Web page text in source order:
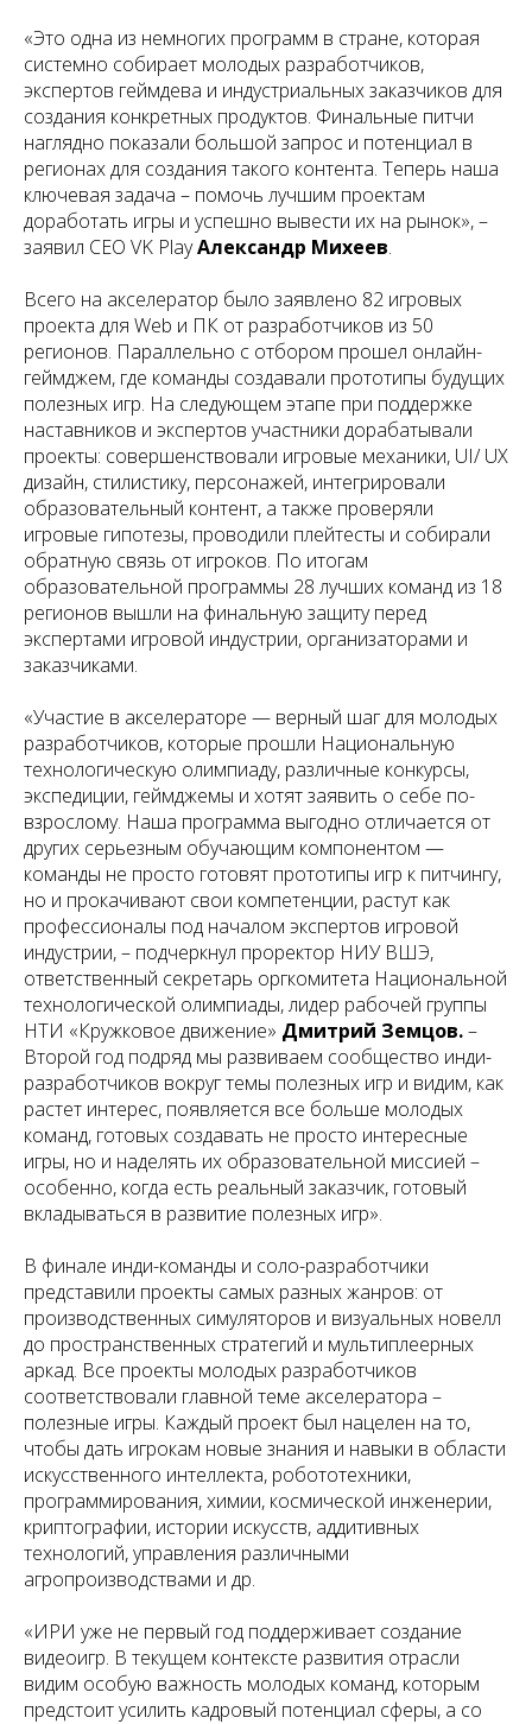
«Это одна из немногих программ в стране, которая
системно собирает молодых разработчиков,
экспертов геймдева и индустриальных заказчиков для
создания конкретных продуктов. Финальные питчи
наглядно показали большой запрос и потенциал в
регионах для создания такого контента. Теперь наша
ключевая задача – помочь лучшим проектам
доработать игры и успешно вывести их на рынок»,–
заявил CEO VK PlayАлександр Михеев.
Всего на акселератор было заявлено 82 игровых
проекта для Web и ПК от разработчиков из 50
регионов. Параллельно с отбором прошел онлайн-
геймджем, где команды создавали прототипы будущих
полезных игр. На следующем этапе при поддержке
наставников и экспертов участники дорабатывали
проекты: совершенствовали игровые механики, UI/ UX
дизайн, стилистику, персонажей, интегрировали
образовательный контент, а также проверяли
игровые гипотезы, проводили плейтесты и собирали
обратную связь от игроков. По итогам
образовательной программы 28 лучших команд из 18
регионов вышли на финальную защиту перед
экспертами игровой индустрии, организаторами и
заказчиками.
«Участие в акселераторе — верный шаг для молодых
разработчиков, которые прошли Национальную
технологическую олимпиаду, различные конкурсы,
экспедиции, геймджемы и хотят заявить о себе по-
взрослому. Наша программа выгодно отличается от
других серьезным обучающим компонентом —
команды не просто готовят прототипы игр к питчингу,
но и прокачивают свои компетенции, растут как
профессионалы под началом экспертов игровой
индустрии,– подчеркнул проректор НИУ ВШЭ,
ответственный секретарь оргкомитета Национальной
технологической олимпиады, лидер рабочей группы
НТИ «Кружковое движение» Дмитрий Земцов.–
Второй год подряд мы развиваем сообщество инди-
разработчиков вокруг темы полезных игр и видим, как
растет интерес, появляется все больше молодых
команд, готовых создавать не просто интересные
игры, но и наделять их образовательной миссией –
особенно, когда есть реальный заказчик, готовый
вкладываться в развитие полезных игр».
В финале инди-команды и соло-разработчики
представили проекты самых разных жанров: от
производственных симуляторов и визуальных новелл
до пространственных стратегий и мультиплеерных
аркад. Все проекты молодых разработчиков
соответствовали главной теме акселератора –
полезные игры. Каждый проект был нацелен на то,
чтобы дать игрокам новые знания и навыки в области
искусственного интеллекта, робототехники,
программирования, химии, космической инженерии,
криптографии, истории искусств, аддитивных
технологий, управления различными
агропроизводствами и др.
«ИРИ уже не первый год поддерживает создание
видеоигр. В текущем контексте развития отрасли
видим особую важность молодых команд, которым
предстоит усилить кадровый потенциал сферы, а со